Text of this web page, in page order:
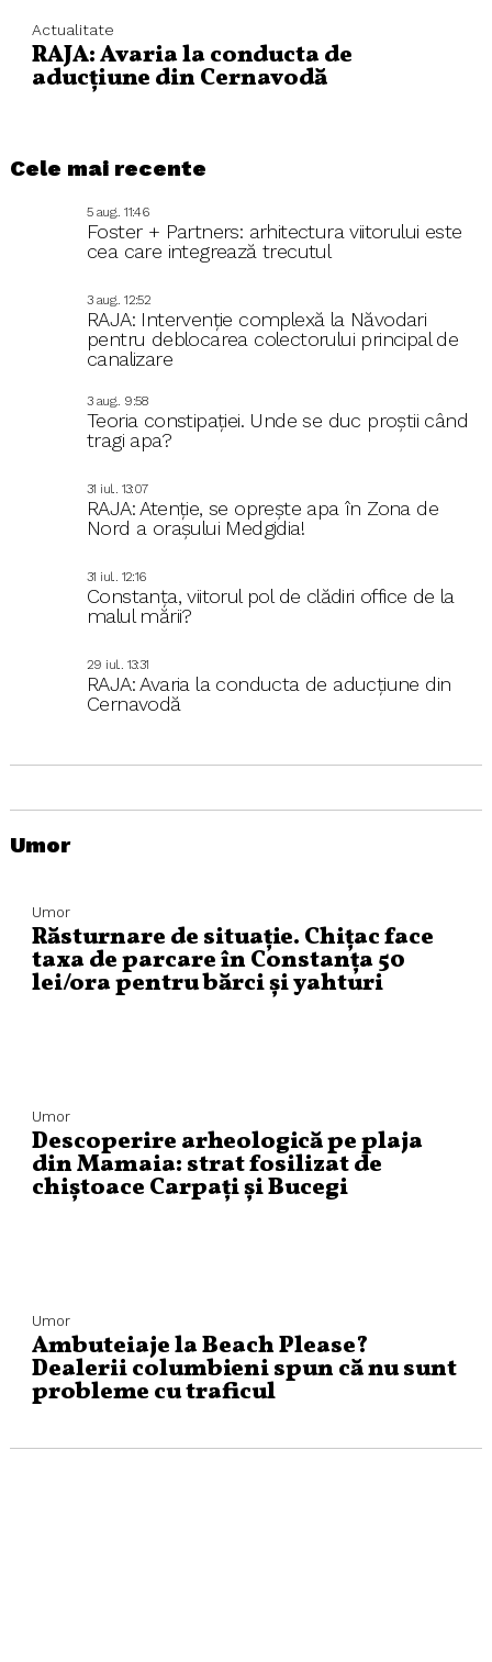
Actualitate
RAJA: Avaria la conducta de
aducțiune din Cernavodă
Cele mai recente
5 aug.. 11:46
Foster + Partners: arhitectura viitorului este
cea care integrează trecutul
3 aug.. 12:52
RAJA: Intervenție complexă la Năvodari
pentru deblocarea colectorului principal de
canalizare
3 aug.. 9:58
Teoria constipației. Unde se duc proștii când
tragi apa?
31 iul.. 13:07
RAJA: Atenție, se oprește apa în Zona de
Nord a orașului Medgidia!
31 iul.. 12:16
Constanța, viitorul pol de clădiri office de la
malul mării?
29 iul.. 13:31
RAJA: Avaria la conducta de aducțiune din
Cernavodă
Umor
Umor
Răsturnare de situație. Chițac face
taxa de parcare în Constanța 50
lei/ora pentru bărci și yahturi
Umor
Descoperire arheologică pe plaja
din Mamaia: strat fosilizat de
chiștoace Carpați și Bucegi
Umor
Ambuteiaje la Beach Please?
Dealerii columbieni spun că nu sunt
probleme cu traficul